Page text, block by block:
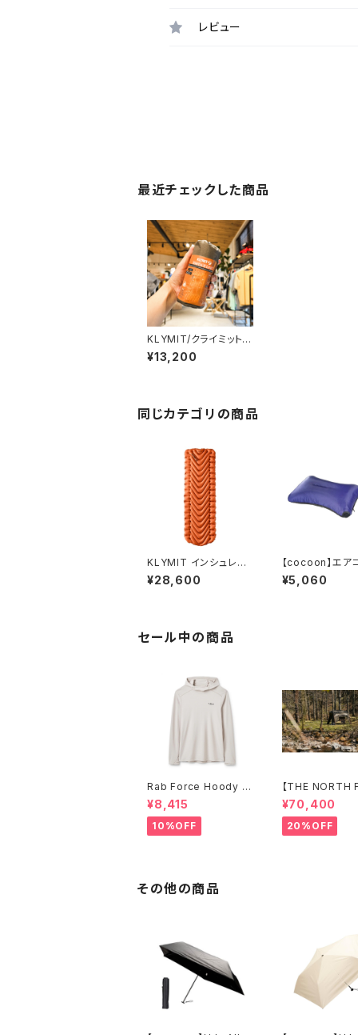
レビュー
最近チェックした商品
KLYMIT/クライミット
イナーシャXライト
¥13,200
同じカテゴリの商品
KLYMIT インシュレー
テッド スタティック V ラ
イト エコ
¥28,600
【cocoon】エア
ロー マイクロラ
¥5,060
セール中の商品
Rab Force Hoody ラ
ブ フォースフーディー
（メンズ）
¥8,415
10%OFF
【THE NORTH
Evabase 6
¥70,400
20%OFF
その他の商品